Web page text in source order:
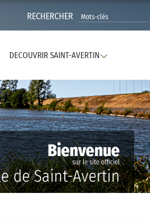
RECHERCHER
DECOUVRIR SAINT-AVERTIN